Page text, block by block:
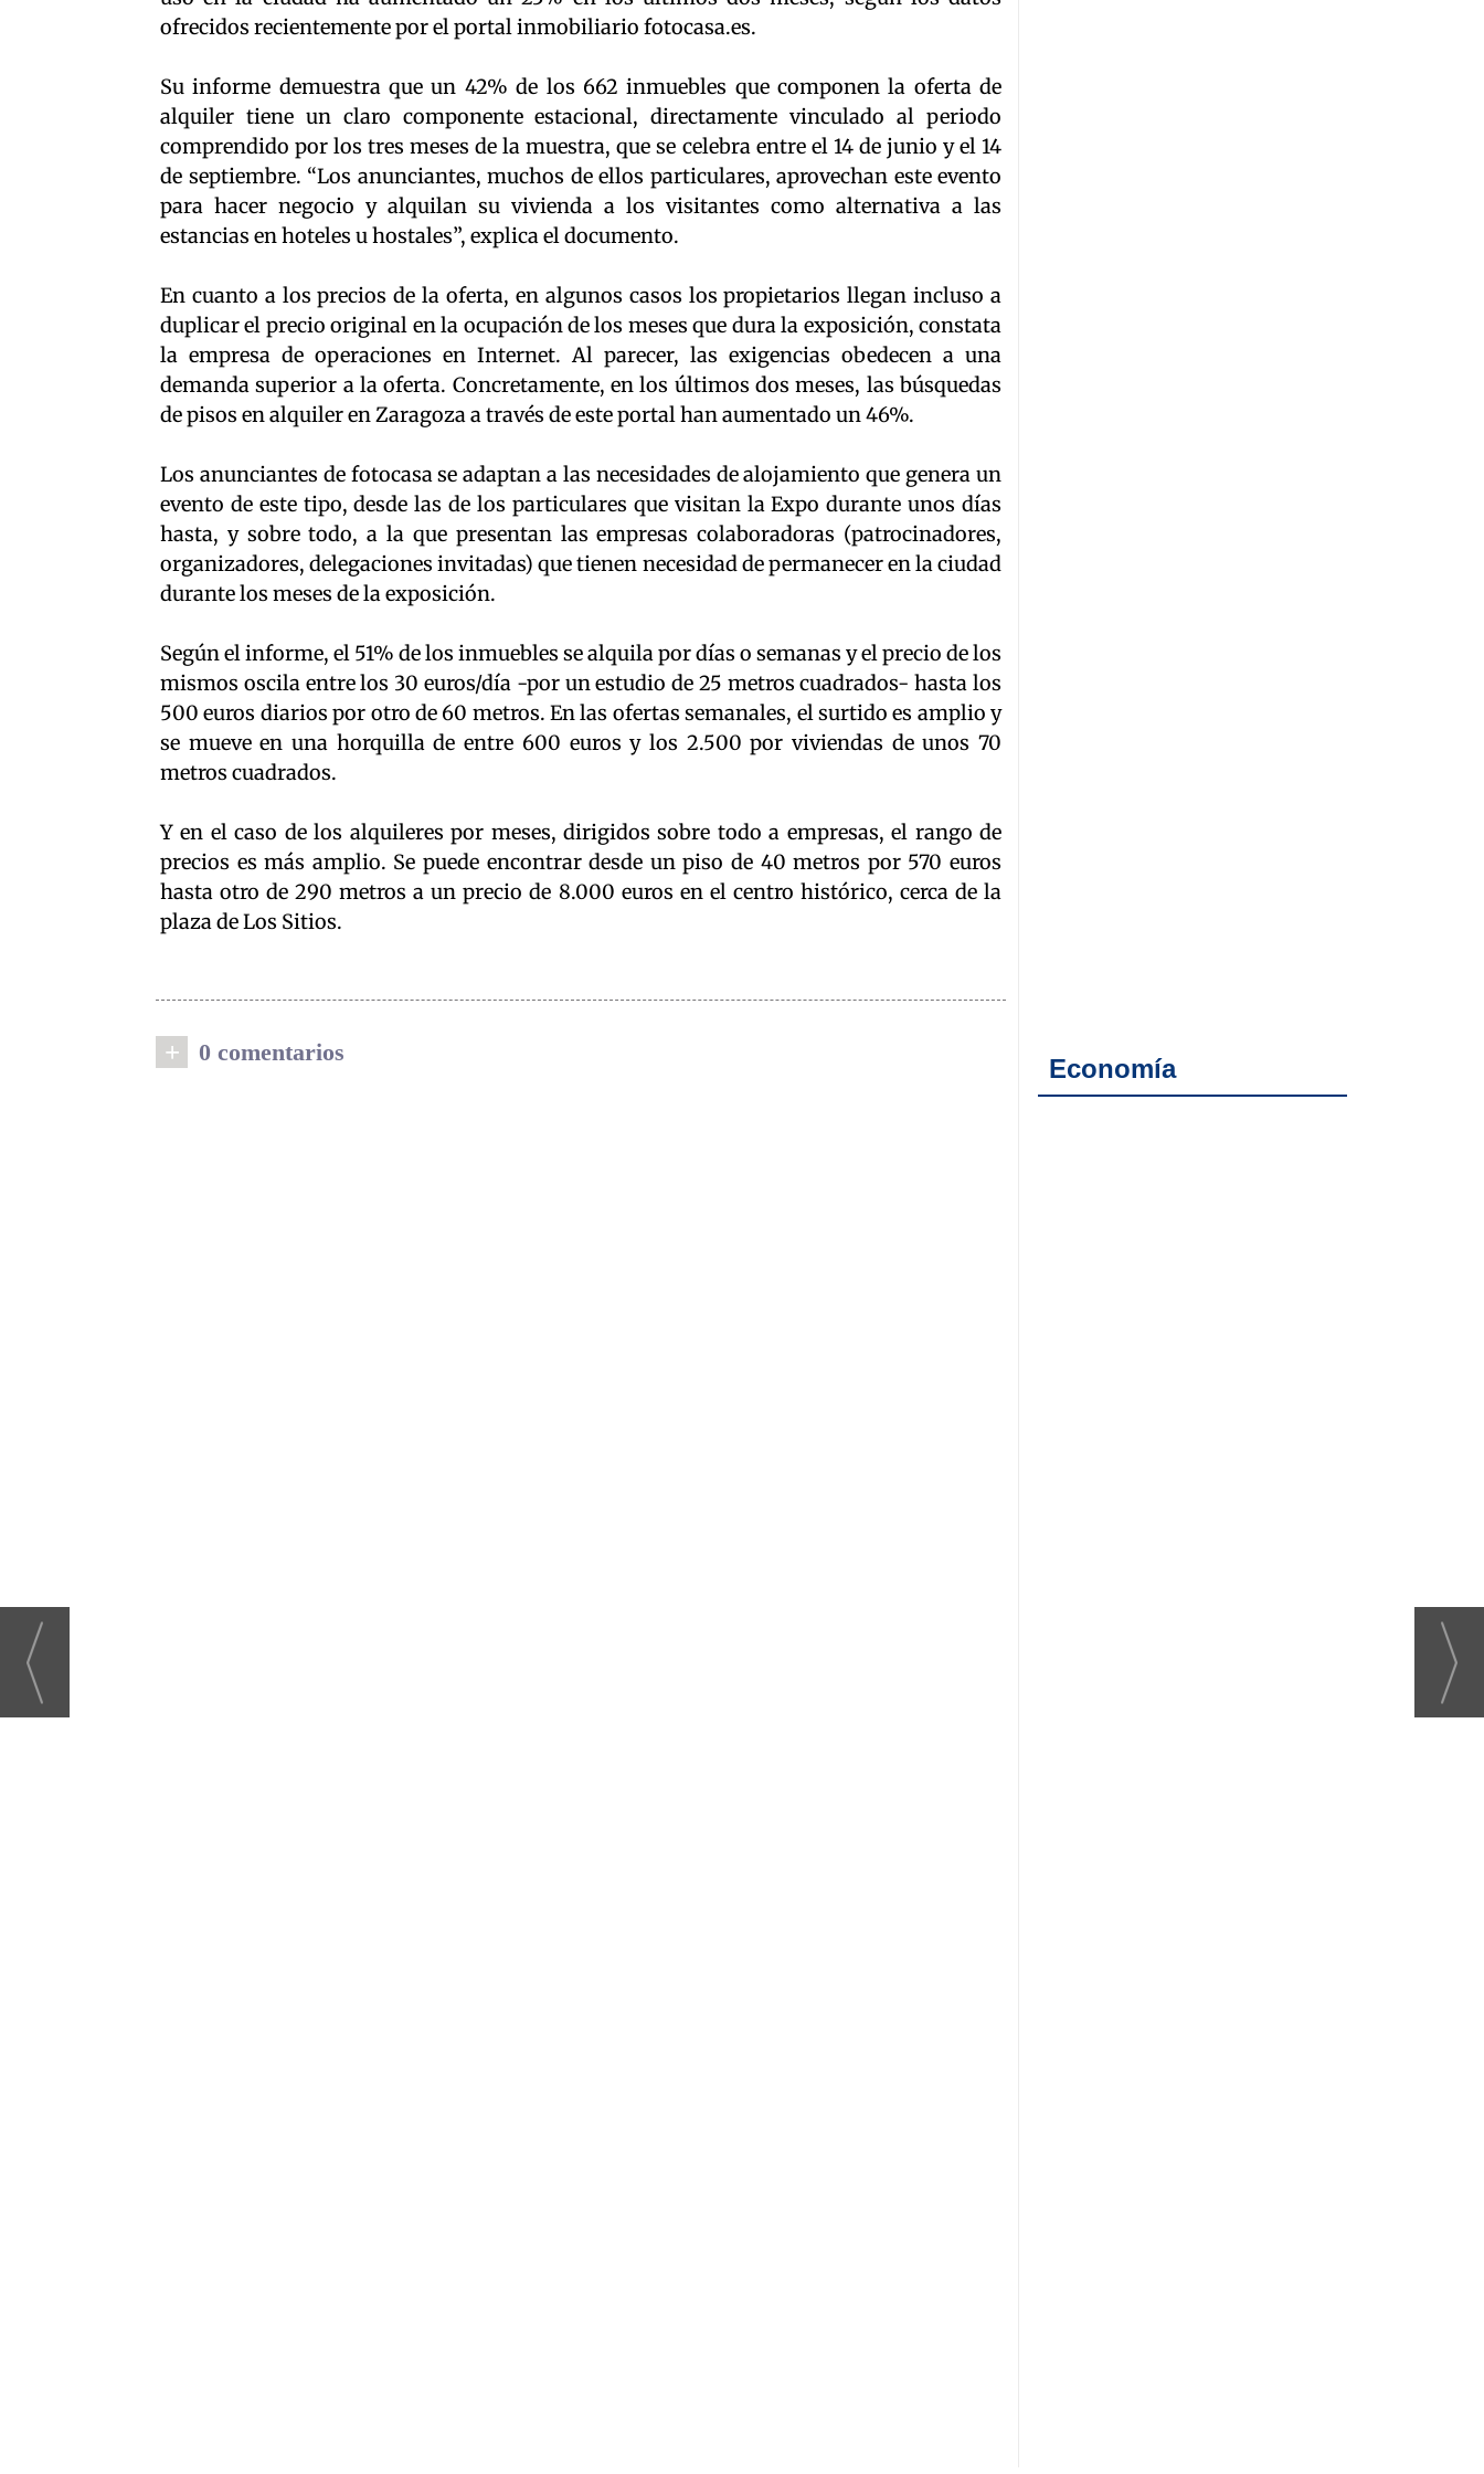
ofrecidos recientemente por el portal inmobiliario fotocasa.es.
Su informe demuestra que un 42% de los 662 inmuebles que componen la oferta de
alquiler tiene un claro componente estacional, directamente vinculado al periodo
comprendido por los tres meses de la muestra, que se celebra entre el 14 de junio y el 14
de septiembre. “Los anunciantes, muchos de ellos particulares, aprovechan este evento
para hacer negocio y alquilan su vivienda a los visitantes como alternativa a las
estancias en hoteles u hostales”, explica el documento.
En cuanto a los precios de la oferta, en algunos casos los propietarios llegan incluso a
duplicar el precio original en la ocupación de los meses que dura la exposición, constata
la empresa de operaciones en Internet. Al parecer, las exigencias obedecen a una
demanda superior a la oferta. Concretamente, en los últimos dos meses, las búsquedas
de pisos en alquiler en Zaragoza a través de este portal han aumentado un 46%.
Los anunciantes de fotocasa se adaptan a las necesidades de alojamiento que genera un
evento de este tipo, desde las de los particulares que visitan la Expo durante unos días
hasta, y sobre todo, a la que presentan las empresas colaboradoras (patrocinadores,
organizadores, delegaciones invitadas) que tienen necesidad de permanecer en la ciudad
durante los meses de la exposición.
Según el informe, el 51% de los inmuebles se alquila por días o semanas y el precio de los
mismos oscila entre los 30 euros/día -por un estudio de 25 metros cuadrados- hasta los
500 euros diarios por otro de 60 metros. En las ofertas semanales, el surtido es amplio y
se mueve en una horquilla de entre 600 euros y los 2.500 por viviendas de unos 70
metros cuadrados.
Y en el caso de los alquileres por meses, dirigidos sobre todo a empresas, el rango de
precios es más amplio. Se puede encontrar desde un piso de 40 metros por 570 euros
hasta otro de 290 metros a un precio de 8.000 euros en el centro histórico, cerca de la
plaza de Los Sitios.
+ 0 comentarios
Economía